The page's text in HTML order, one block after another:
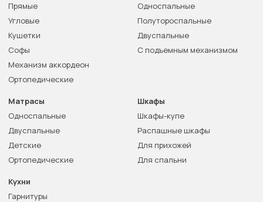
Прямые
Угловые
Кушетки
Софы
Механизм аккордеон
Ортопедические
Односпальные
Полутороспальные
Двуспальные
С подъемным механизмом
Матрасы
Односпальные
Двуспальные
Детские
Ортопедические
Шкафы
Шкафы-купе
Распашные шкафы
Для прихожей
Для спальни
Кухни
Гарнитуры